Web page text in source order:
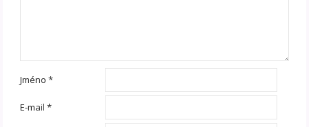
Jméno*
E-mail*